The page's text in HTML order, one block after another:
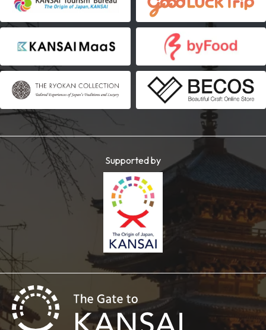
Supported by